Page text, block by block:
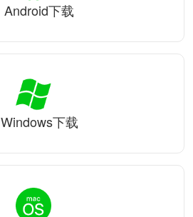
Android下载
Windows下载